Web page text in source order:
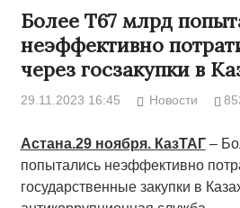
Более Т67 млрд
неэффективно
через госзакупки в
29.11.2023 16:45 Новости
Астана.29 ноября. КазТАГ–
попытались неэффективно
государственные закупки в